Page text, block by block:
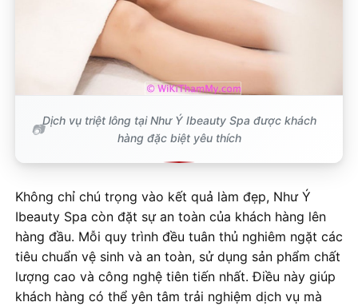
Dịch vụ triệt lông tại Như Ý Ibeauty Spa được khách
hàng đặc biệt yêu thích
Không chỉ chú trọng vào kết quả làm đẹp, Như Ý
Ibeauty Spa còn đặt sự an toàn của khách hàng lên
hàng đầu. Mỗi quy trình đều tuân thủ nghiêm ngặt các
tiêu chuẩn vệ sinh và an toàn, sử dụng sản phẩm chất
lượng cao và công nghệ tiên tiến nhất. Điều này giúp
khách hàng có thể yên tâm trải nghiệm dịch vụ mà